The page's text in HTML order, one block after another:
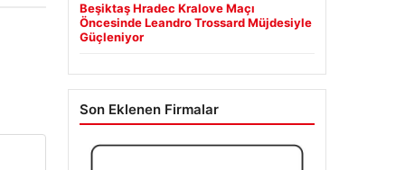
Beşiktaş Hradec Kralove Maçı
Öncesinde Leandro Trossard Müjdesiyle
Güçleniyor
Son Eklenen Firmalar